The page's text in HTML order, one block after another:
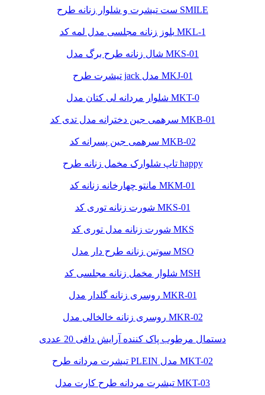
ست تیشرت و شلوار زنانه طرح SMILE
بلوز زنانه مجلسی مدل لمه کد MKL-1
شال زنانه طرح برگ مدل MKS-01
تیشرت طرح jack مدل MKJ-01
شلوار مردانه لی کتان مدل MKT-0
سرهمی جین دخترانه مدل تدی کد MKB-01
سرهمی جین پسرانه کد MKB-02
تاپ شلوارک مخمل زنانه طرح happy
مانتو چهارخانه زنانه کد MKM-01
شورت زنانه توری کد MKS-01
شورت زنانه مدل توری کد MKS
سوتین زنانه طرح دار مدل MSO
شلوار مخمل زنانه مجلسی کد MSH
روسری زنانه گلدار مدل MKR-01
روسری زنانه خالخالی مدل MKR-02
دستمال مرطوب پاک کننده آرایش دافی 20 عددی
تیشرت مردانه طرح PLEIN مدل MKT-02
تیشرت مردانه طرح کارت مدل MKT-03